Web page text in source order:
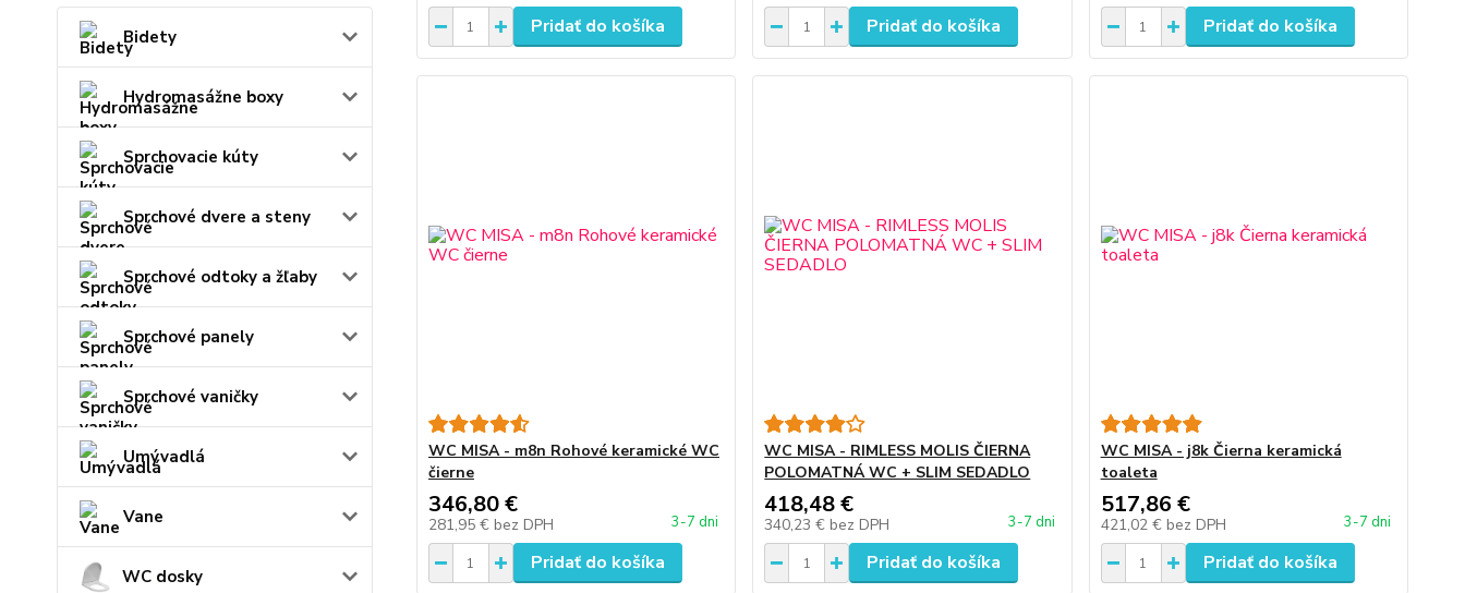
Bidety
Hydromasážne boxy
Sprchovacie kúty
Sprchové dvere a steny
Sprchové odtoky a žľaby
Sprchové panely
Sprchové vaničky
Umývadlá
Vane
WC dosky
Pridať do košíka Pridať do košíka Pridať do košíka
WC MISA - m8n Rohové keramické WC
čierne
346,80 €
281,95 € bez DPH 3-7 dni
Pridať do košíka
WC MISA - RIMLESS MOLIS ČIERNA
POLOMATNÁ WC + SLIM SEDADLO
418,48 €
340,23 € bez DPH 3-7 dni
Pridať do košíka
WC MISA - j8k Čierna keramická
toaleta
517,86 €
421,02 € bez DPH 3-7 dni
Pridať do košíka